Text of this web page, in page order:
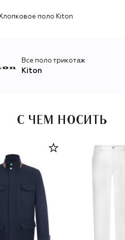
базовые вещи, обувь и
поло Kiton
Все поло трикотаж
Kiton
С ЧЕМ НОСИТЬ